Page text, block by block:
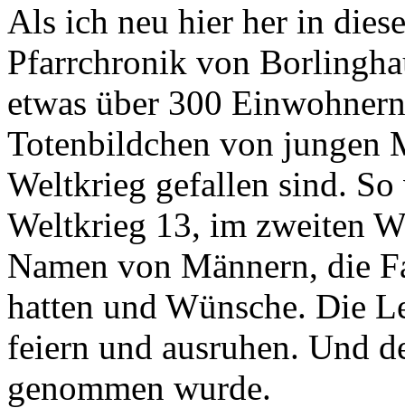
Als ich neu hier her in
Pfarrchronik von
etwas über 300
Totenbildchen von jungen
Weltkrieg gefallen sind.
Weltkrieg 13, im zweiten
Namen von Männern, die
hatten und Wünsche. Die
feiern und ausruhen. Und
genommen wurde.